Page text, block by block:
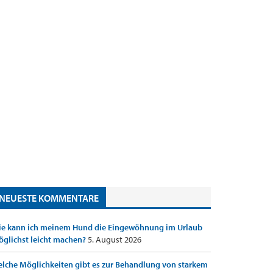
NEUESTE KOMMENTARE
kann ich meinem Hund die Eingewöhnung im Urlaub
leicht machen?5. August 2026
Möglichkeiten gibt es zur Behandlung von starkem